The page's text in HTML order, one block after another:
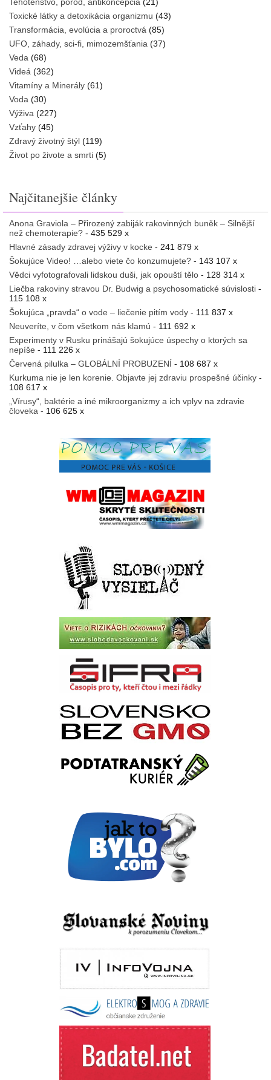
Toxické látky a detoxikácia organizmu (43)
Transformácia, evolúcia a proroctvá (85)
UFO, záhady, sci-fi, mimozemšťania (37)
Veda (68)
Videá (362)
Vitamíny a Minerály (61)
Voda (30)
Výživa (227)
Vzťahy (45)
Zdravý životný štýl (119)
Život po živote a smrti (5)
Najčitanejšie články
Anona Graviola – Přirozený zabiják rakovinných buněk – Silnější
než chemoterapie? - 435 529 x
Hlavné zásady zdravej výživy v kocke - 241 879 x
Šokujúce Video! …alebo viete čo konzumujete? - 143 107 x
Vědci vyfotografovali lidskou duši, jak opouští tělo - 128 314 x
Liečba rakoviny stravou Dr. Budwig a psychosomatické súvislosti -
115 108 x
Šokujúca „pravda“ o vode – liečenie pitím vody - 111 837 x
Neuveríte, v čom všetkom nás klamú - 111 692 x
Experimenty v Rusku prinášajú šokujúce úspechy o ktorých sa
nepíše - 111 226 x
Červená pilulka – GLOBÁLNÍ PROBUZENÍ - 108 687 x
Kurkuma nie je len korenie. Objavte jej zdraviu prospešné účinky -
108 617 x
„Vírusy“, baktérie a iné mikroorganizmy a ich vplyv na zdravie
človeka - 106 625 x